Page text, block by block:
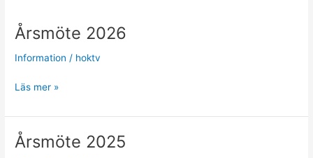
Årsmöte 2026
Information / hoktv
Årsmöte
Läs mer »
Årsmöte 2025